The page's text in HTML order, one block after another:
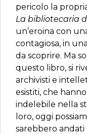
pericolo la
La bibliotecaria
un’eroina con
contagiosa, in
da scoprire. Ma
questo libro, si
archivisti e
esistiti, che
indelebile nella
loro, oggi
sarebbero andati